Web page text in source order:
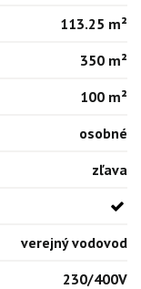
113.25 m²
350 m²
100 m²
osobné
zľava
verejný vodovod
230/400V